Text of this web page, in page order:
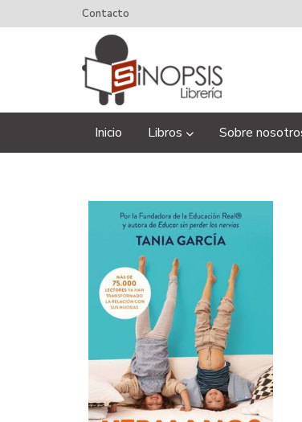
Contacto
Inicio Libros Sobre